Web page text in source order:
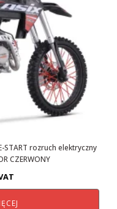
START rozruch elektryczny
CZERWONY